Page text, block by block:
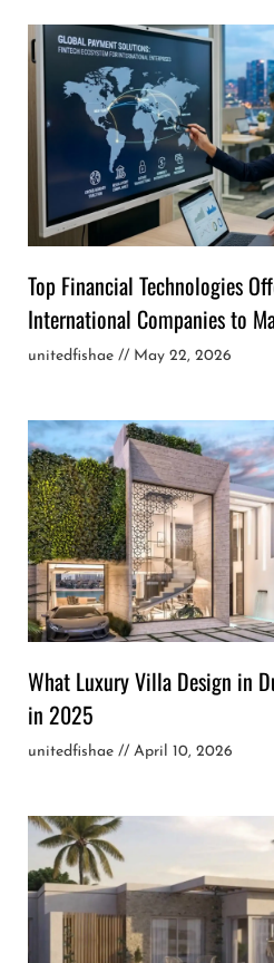
Top Financial Technologies
International Companies to
unitedfishae May 22, 2026
What Luxury Villa Design in
in 2025
unitedfishae April 10, 2026